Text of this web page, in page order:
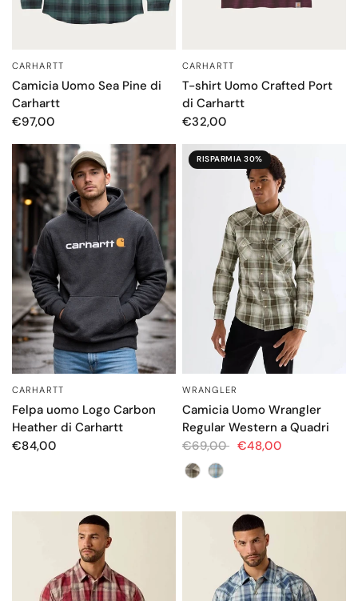
OCCHIATA VELOCE
CARHARTT
Camicia Uomo Sea Pine di
Carhartt
€97,00
OCCHIATA VELOCE
CARHARTT
T-shirt Uomo Crafted Port
di Carhartt
€32,00
OCCHIATA VELOCE
CARHARTT
Felpa uomo Logo Carbon
Heather di Carhartt
€84,00
RISPARMIA 30%
OCCHIATA VELOCE
WRANGLER
Camicia Uomo Wrangler
Regular Western a Quadri
€69,00 €48,00
Color